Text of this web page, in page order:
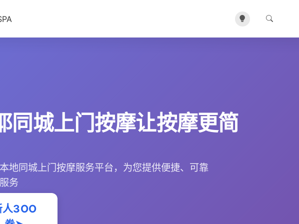
同城上门按摩让按摩更简
地同城上门按摩服务平台，为您提供便捷、可靠
务
人3OO